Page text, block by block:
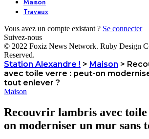
Maison
Travaux
Vous avez un compte existant ? Se connecter
Suivez-nous
© 2022 Foxiz News Network. Ruby Design
Reserved.
Station Alexandre ! > Maison >
avec toile verre : peut-on
tout enlever ?
Maison
Recouvrir lambris avec
on moderniser un mur sans